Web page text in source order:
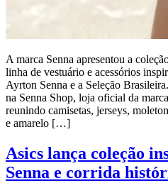
A marca Senna apresentou a
linha de vestuário e acessórios
Ayrton Senna e a Seleção
na Senna Shop, loja oficial da
reunindo camisetas, jerseys,
e amarelo […]
Asics lança coleção
Senna e corrida